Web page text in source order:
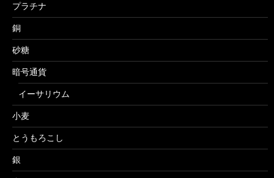
プラチナ
銅
砂糖
暗号通貨
イーサリウム
小麦
とうもろこし
銀